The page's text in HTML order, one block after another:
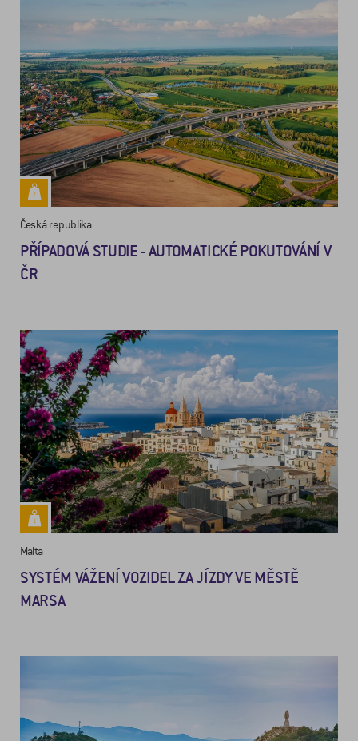
Česká republika
PŘÍPADOVÁ STUDIE - AUTOMATICKÉ POKUTOVÁNÍ V
ČR
Malta
SYSTÉM VÁŽENÍ VOZIDEL ZA JÍZDY VE MĚSTĚ
MARSA